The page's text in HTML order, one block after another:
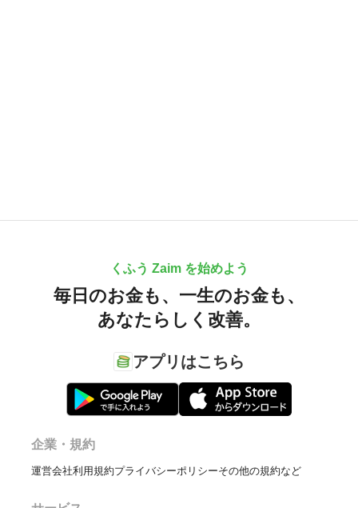
くふう Zaim を始めよう
毎日のお金も、 一生のお金も、
あなたらしく改善。
アプリはこちら
企業・規約
運営会社利用規約プライバシーポリシーその他の規約など